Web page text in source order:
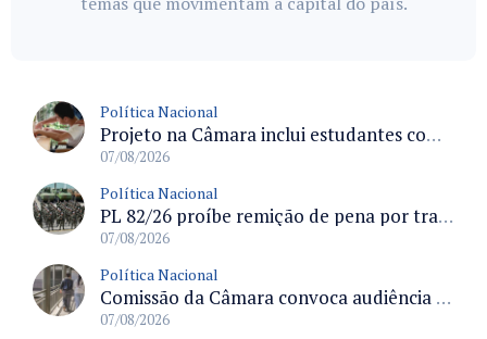
Política Nacional
Projeto na Câmara inclui estudantes com deficiência no regime escolar especial da LDB e estabelece critérios para frequência
07/08/2026
Política Nacional
PL 82/26 proíbe remição de pena por trabalho em funções militares para condenados por crimes contra o Estado Democrático de Direito
07/08/2026
Política Nacional
Comissão da Câmara convoca audiência para discutir misoginia nas escolas e universidades após divulgação de listas misóginas
07/08/2026